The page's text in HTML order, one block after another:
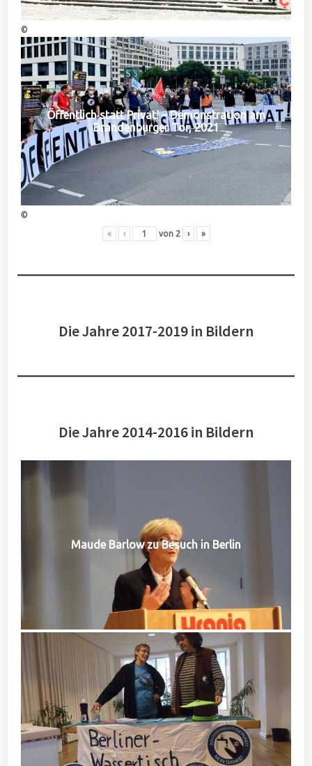
©
Öffentlich statt Privat! – Demonstration am
Brandenburger Tor, 2021
©
« ‹ von 2 › »
Die Jahre 2017-2019 in Bildern
Die Jahre 2014-2016 in Bildern
Maude Barlow zu Besuch in Berlin